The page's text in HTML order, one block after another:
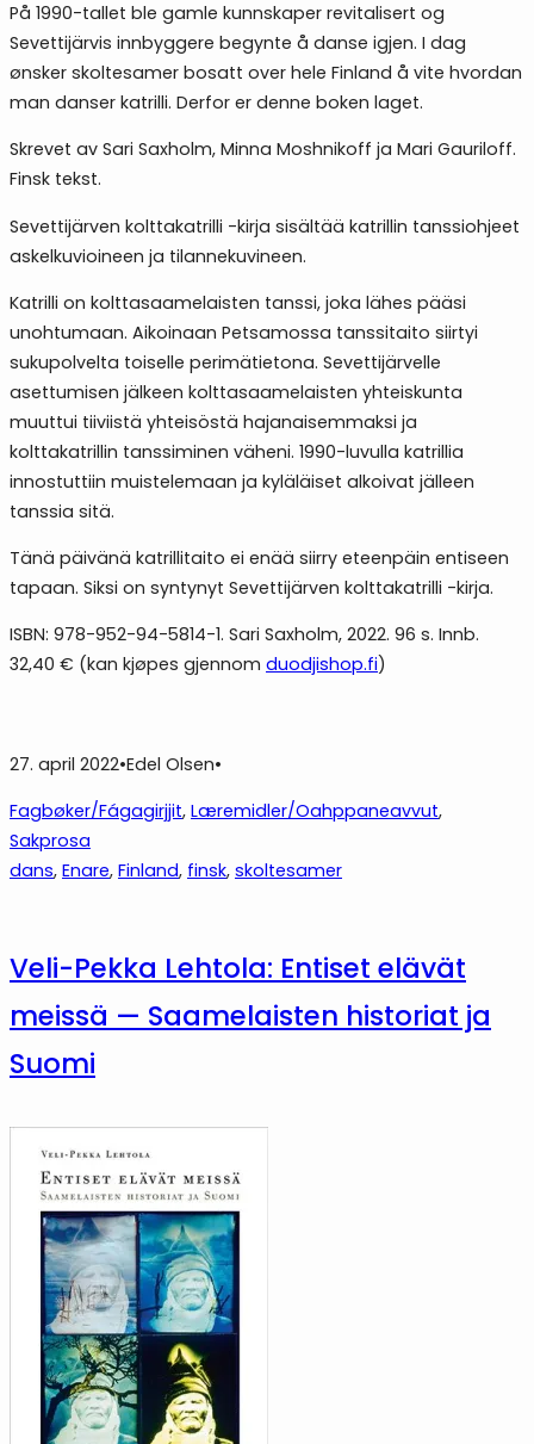
På 1990-tallet ble gamle kunnskaper revitalisert og
Sevettijärvis innbyggere begynte å danse igjen. I dag
ønsker skoltesamer bosatt over hele Finland å vite hvordan
man danser katrilli. Derfor er denne boken laget.
Skrevet av Sari Saxholm, Minna Moshnikoff ja Mari Gauriloff.
Finsk tekst.
Sevettijärven kolttakatrilli -kirja sisältää katrillin tanssiohjeet
askelkuvioineen ja tilannekuvineen.
Katrilli on kolttasaamelaisten tanssi, joka lähes pääsi
unohtumaan. Aikoinaan Petsamossa tanssitaito siirtyi
sukupolvelta toiselle perimätietona. Sevettijärvelle
asettumisen jälkeen kolttasaamelaisten yhteiskunta
muuttui tiiviistä yhteisöstä hajanaisemmaksi ja
kolttakatrillin tanssiminen väheni. 1990-luvulla katrillia
innostuttiin muistelemaan ja kyläläiset alkoivat jälleen
tanssia sitä.
Tänä päivänä katrillitaito ei enää siirry eteenpäin entiseen
tapaan. Siksi on syntynyt Sevettijärven kolttakatrilli -kirja.
ISBN: 978-952-94-5814-1. Sari Saxholm, 2022. 96 s. Innb.
32,40 € (kan kjøpes gjennom duodjishop.fi)
27. april 2022•Edel Olsen•
Fagbøker/Fágagirjjit, Læremidler/Oahppaneavvut
Sakprosa
dans, Enare, Finland, finsk, skoltesamer
Veli-Pekka Lehtola: Entiset elävät
meissä — Saamelaisten historiat ja
Suomi